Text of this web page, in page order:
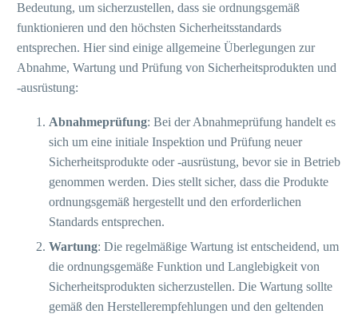
Bedeutung, um sicherzustellen, dass sie ordnungsgemäß
funktionieren und den höchsten Sicherheitsstandards
entsprechen. Hier sind einige allgemeine Überlegungen zur
Abnahme, Wartung und Prüfung von Sicherheitsprodukten und
-ausrüstung:
Abnahmeprüfung: Bei der Abnahmeprüfung handelt es
sich um eine initiale Inspektion und Prüfung neuer
Sicherheitsprodukte oder -ausrüstung, bevor sie in Betrieb
genommen werden. Dies stellt sicher, dass die Produkte
ordnungsgemäß hergestellt und den erforderlichen
Standards entsprechen.
Wartung: Die regelmäßige Wartung ist entscheidend, um
die ordnungsgemäße Funktion und Langlebigkeit von
Sicherheitsprodukten sicherzustellen. Die Wartung sollte
gemäß den Herstellerempfehlungen und den geltenden